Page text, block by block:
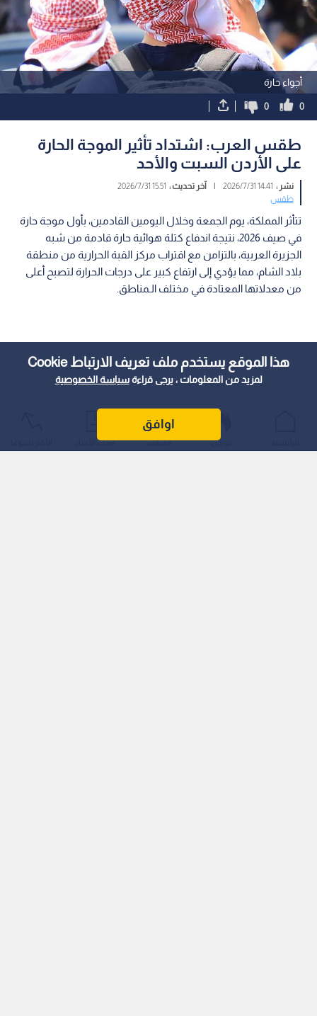
هذا الموقع يستخدم ملف تعريف الارتباط Cookie
لمزيد من المعلومات ، يرجى قراءةسياسة الخصوصية
اوافق
أجواء حارة
0
0
طقس العرب: اشتداد تأثير الموجة الحارة
على الأردن السبت والأحد
نشر : 14:41 2026/7/31
| آخر تحديث : 15:51 2026/7/31
طقس
تتأثر المملكة، يوم الجمعة وخلال اليومين القادمين، بأول موجة حارة
في صيف 2026، نتيجة اندفاع كتلة هوائية حارة قادمة من شبه
الجزيرة العربية، بالتزامن مع اقتراب مركز القبة الحرارية من منطقة
بلاد الشام، مما يؤدي إلى ارتفاع كبير على درجات الحرارة لتصبح أعلى
من معدلاتها المعتادة في مختلف الـمناطق.
عواجل المباشر أحدث الأخبار